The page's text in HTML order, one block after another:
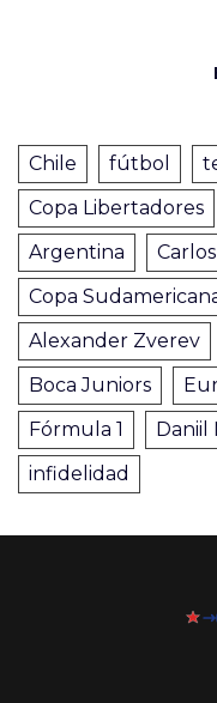
Chile fútbol
Copa Libertadores
Argentina
Copa
Alexander Zverev
Boca Juniors
Fórmula 1
Daniil
infidelidad